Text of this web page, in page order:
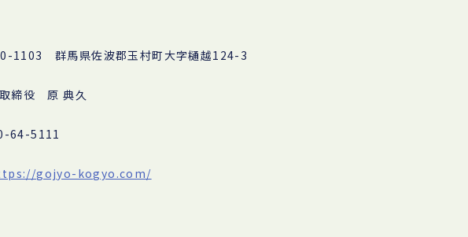
1103 群馬県佐波郡玉村町大字樋越124-3
締役 原 典久
64-5111
gojyo-kogyo.com/